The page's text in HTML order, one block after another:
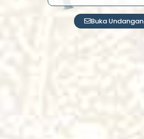
Buka Undangan